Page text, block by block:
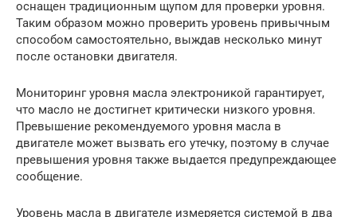
оснащен традиционным щупом для проверки уровня.
Таким образом можно проверить уровень привычным
способом самостоятельно, выждав несколько минут
после остановки двигателя.
Мониторинг уровня масла электроникой гарантирует,
что масло не достигнет критически низкого уровня.
Превышение рекомендуемого уровня масла в
двигателе может вызвать его утечку, поэтому в случае
превышения уровня также выдается предупреждающее
сообщение.
Уровень масла в двигателе измеряется системой в два